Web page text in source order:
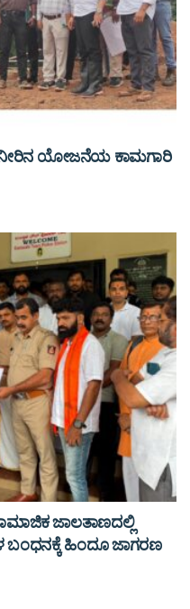
ನೀರಿನ ಯೋಜನೆಯ ಕಾಮಗಾರಿ
ಜಾಲತಾಣದಲ್ಲಿ
ಹಿಂದೂ ಜಾಗರಣ